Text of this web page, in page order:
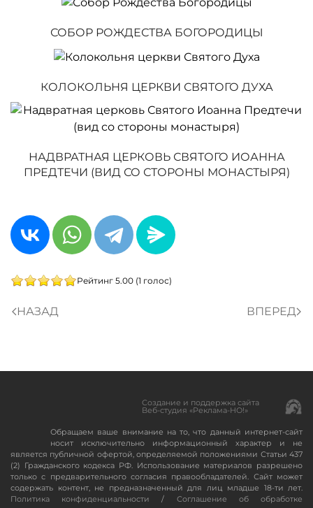
СОБОР РОЖДЕСТВА БОГОРОДИЦЫ
КОЛОКОЛЬНЯ ЦЕРКВИ СВЯТОГО ДУХА
НАДВРАТНАЯ ЦЕРКОВЬ СВЯТОГО ИОАННА
ПРЕДТЕЧИ (ВИД СО СТОРОНЫ МОНАСТЫРЯ)
Рейтинг 5.00 (1 голос)
НАЗАД ВПЕРЕД
Создание и поддержка сайта
Веб-студия «Реклама-НО!»
Обращаем ваше внимание на то, что данный интернет-сайт
носит исключительно информационный характер и не
является публичной офертой, определяемой положениями Статьи 437
(2) Гражданского кодекса РФ. Использование материалов разрешено
только с предварительного согласия правообладателей. Сайт может
содержать контент, не предназначенный для лиц младше 18-ти лет.
Политика конфиденциальности / Соглашение об обработке